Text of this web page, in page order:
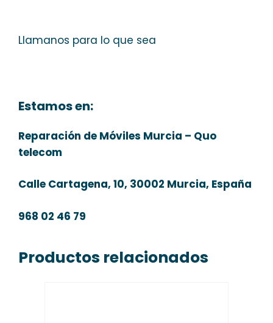
Llamanos para lo que sea
Estamos en:
Reparación de Móviles Murcia – Quo
telecom
Calle Cartagena, 10, 30002 Murcia, España
968 02 46 79
Productos relacionados